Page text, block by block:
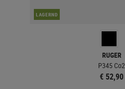
LAGERND
RUGER
P345 Co2
€ 52,90